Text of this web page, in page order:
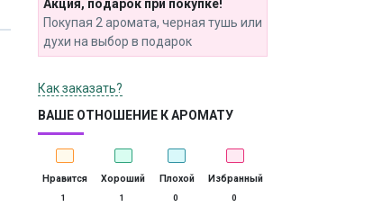
Акция, подарок при покупке!
Покупая 2 аромата, черная тушь или
духи на выбор в подарок
Как заказать?
ВАШЕ ОТНОШЕНИЕ К АРОМАТУ
Нравится
1
Хороший
1
Плохой
0
Избранный
0